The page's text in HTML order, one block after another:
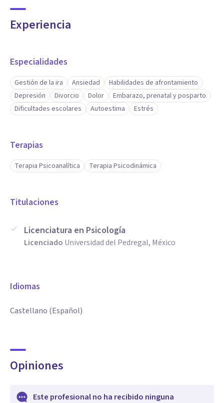
Experiencia
Especialidades
Gestión de la ira Ansiedad
Habilidades de afrontamiento
Depresión
Divorcio Dolor
Embarazo, prenatal y posparto
Dificultades escolares
Autoestima Estrés
Terapias
Terapia Psicoanalítica Terapia Psicodinámica
Titulaciones
Licenciatura en Psicología
Licenciado Universidad del Pedregal, México
Idiomas
Castellano (Español)
Opiniones
Este profesional no ha recibido ninguna